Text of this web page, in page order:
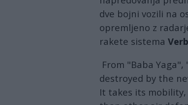
dve bojni vozili na
opremljeno z
rakete sistema
From "Baba
destroyed by the
It takes its